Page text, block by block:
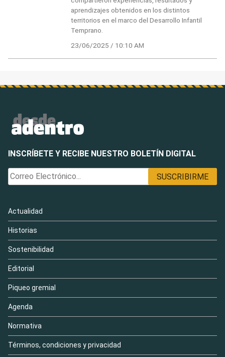
aprendizajes obtenidos en los distintos
territorios en el marco del Desarrollo Infantil
Temprano.
23/06/2025 / 10:10 AM
INSCRÍBETE Y RECIBE NUESTRO BOLETÍN DIGITAL
Actualidad
Historias
Sostenibilidad
Editorial
Piqueo gremial
Agenda
Normativa
Términos, condiciones y privacidad